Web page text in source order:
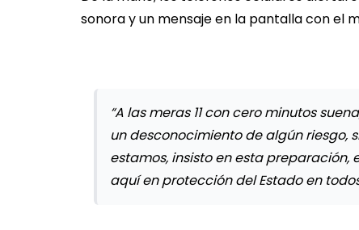
sonora y un mensaje en la pantalla con el
“A las meras 11 con cero minutos
un desconocimiento de algún riesgo,
estamos, insisto en esta
aquí en protección del Estado en